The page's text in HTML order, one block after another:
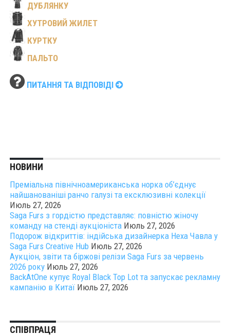
ДУБЛЯНКУ
ХУТРОВИЙ ЖИЛЕТ
КУРТКУ
ПАЛЬТО
ПИТАННЯ ТА ВІДПОВІДІ
НОВИНИ
Преміальна північноамериканська норка об’єднує
найшанованіші ранчо галузі та ексклюзивні колекції
Июль 27, 2026
Saga Furs з гордістю представляє: повністю жіночу
команду на стенді аукціоніста Июль 27, 2026
Подорож відкриттів: індійська дизайнерка Неха Чавла у
Saga Furs Creative Hub Июль 27, 2026
Аукціон, звіти та біржові релізи Saga Furs за червень
2026 року Июль 27, 2026
BackAtOne купує Royal Black Top Lot та запускає рекламну
кампанію в Китаї Июль 27, 2026
СПІВПРАЦЯ